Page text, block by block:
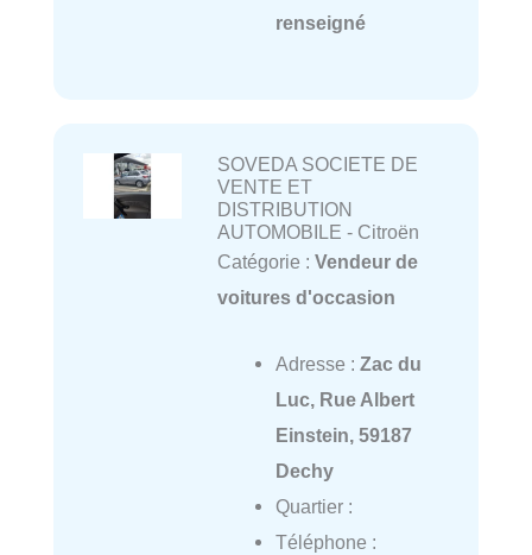
renseigné
SOVEDA SOCIETE DE
VENTE ET
DISTRIBUTION
AUTOMOBILE - Citroën
Catégorie : Vendeur de
voitures d'occasion
Adresse : Zac du
Luc, Rue Albert
Einstein, 59187
Dechy
Quartier :
Téléphone :